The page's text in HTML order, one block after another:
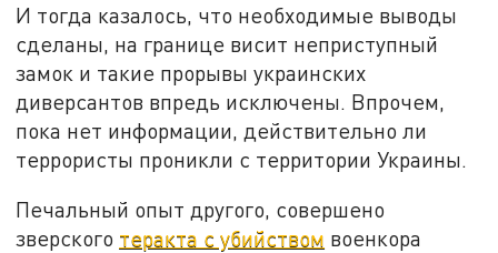
И тогда казалось, что необходимые выводы
сделаны, на границе висит неприступный
замок и такие прорывы украинских
диверсантов впредь исключены. Впрочем,
пока нет информации, действительно ли
террористы проникли с территории Украины.
Печальный опыт другого, совершено
зверского теракта с убийством военкора